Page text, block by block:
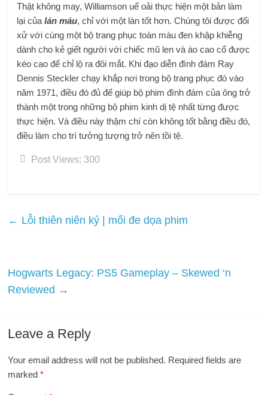
Thật không may, Williamson uể oải thực hiện một bản làm
lại củalán máu, chỉ với một lán tốt hơn. Chúng tôi được đối
xử với cùng một bộ trang phục toàn màu đen khập khiễng
dành cho kẻ giết người với chiếc mũ len và áo cao cổ được
kéo cao để chỉ lộ ra đôi mắt. Khi đạo diễn đình đám Ray
Dennis Steckler chạy khắp nơi trong bộ trang phục đó vào
năm 1971, điều đó đủ để giúp bộ phim đình đám của ông trở
thành một trong những bộ phim kinh dị tệ nhất từng được
thực hiện. Và điều này thậm chí còn không tốt bằng điều đó,
điều làm cho trí tưởng tượng trở nên tồi tệ.
Post Views: 300
← Lỗi thiên niên kỷ | mối đe dọa phim
Hogwarts Legacy: PS5 Gameplay – Skewed ‘n
Reviewed →
Leave a Reply
Your email address will not be published. Required fields are
marked*